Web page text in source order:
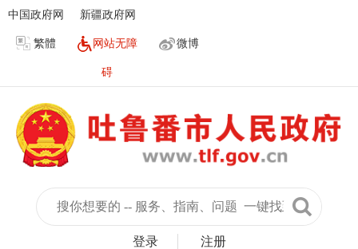
中国政府网 新疆政府网
繁體 网站无障
碍
微博
登录 注册